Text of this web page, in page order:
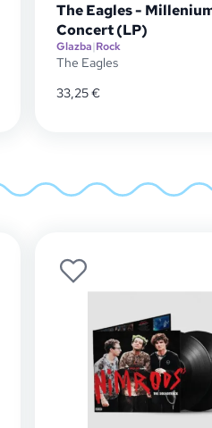
The Eagles -
Concert (LP)
Glazba|Rock
The Eagles
33,25€